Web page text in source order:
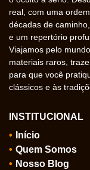
real, com uma
décadas de
e um repertório
Viajamos pelo
materiais raros,
para que você
clássicos e às
INSTITUCIONAL
Início
Quem Somos
Nosso Blog